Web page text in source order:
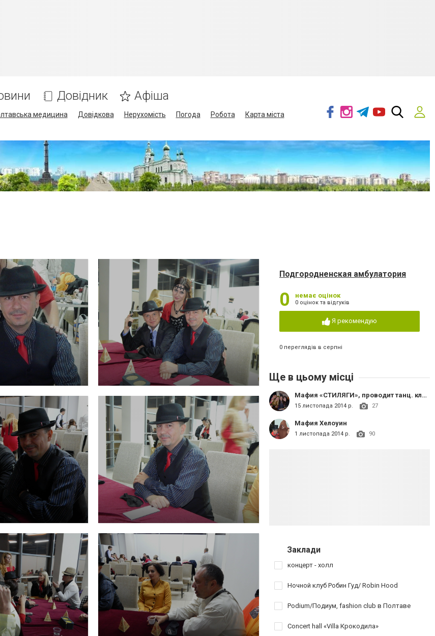
Довідник Афіша
медицина Довідкова Нерухомість Погода Робота
Карта міста
Подгородненская амбулатория
0 немає оцінок
0 оцінок та відгуків
Я рекомендую
0 переглядів в серпні
Ще в цьому місці
Мафия «СТИЛЯГИ», проводит танц. клуб «Bachata Salsa»
15 листопада 2014 р. 27
Мафия Хелоуин
1 листопада 2014 р. 90
Заклади
концерт - холл
Ночной клуб Робин Гуд/ Robin Hood
Podium/Подиум, fashion club в Полтаве
Concert hall «Villa Крокодила»